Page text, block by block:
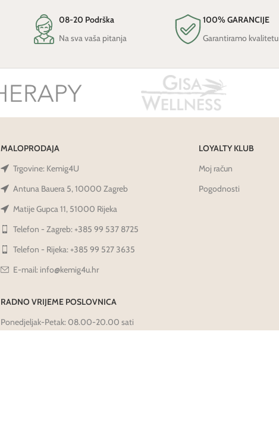
08-20 Podrška
Na sva vaša pitanja
100% GARANCIJE
Garantiramo kvalitetu
MALOPRODAJA
Trgovine: Kemig4U
Antuna Bauera 5, 10000 Zagreb
Matije Gupca 11, 51000 Rijeka
Telefon - Zagreb: +385 99 537 8725
Telefon - Rijeka: +385 99 527 3635
E-mail: info@kemig4u.hr
RADNO VRIJEME POSLOVNICA
Ponedjeljak-Petak: 08.00-20.00 sati
LOYALTY KLUB
Moj račun
Pogodnosti